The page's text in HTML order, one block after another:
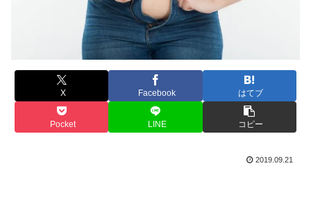
X Facebook はてブ
Pocket LINE コピー
2019.09.21